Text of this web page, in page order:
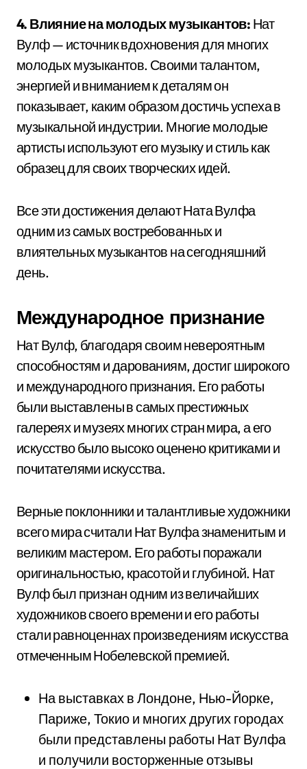
4. Влияние на молодых музыкантов: Нат
Вулф — источник вдохновения для многих
молодых музыкантов. Своими талантом,
энергией и вниманием к деталям он
показывает, каким образом достичь успеха в
музыкальной индустрии. Многие молодые
артисты используют его музыку и стиль как
образец для своих творческих идей.
Все эти достижения делают Ната Вулфа
одним из самых востребованных и
влиятельных музыкантов на сегодняшний
день.
Международное признание
Нат Вулф, благодаря своим невероятным
способностям и дарованиям, достиг широкого
и международного признания. Его работы
были выставлены в самых престижных
галереях и музеях многих стран мира, а его
искусство было высоко оценено критиками и
почитателями искусства.
Верные поклонники и талантливые художники
всего мира считали Нат Вулфа знаменитым и
великим мастером. Его работы поражали
оригинальностью, красотой и глубиной. Нат
Вулф был признан одним из величайших
художников своего времени и его работы
стали равноценнах произведениям искусства
отмеченным Нобелевской премией.
На выставках в Лондоне, Нью-Йорке,
Париже, Токио и многих других городах
были представлены работы Нат Вулфа
и получили восторженные отзывы